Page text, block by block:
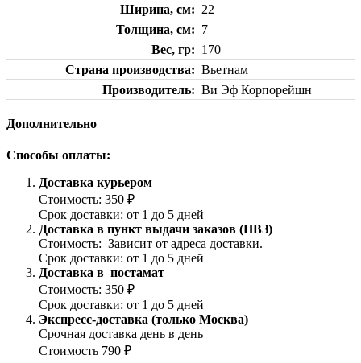
Ширина, см
22
Толщина, см
7
Вес, гр
170
Страна производства
Вьетнам
Производитель
Ви Эф Корпорейшн
Дополнительно
Способы оплаты:
Доставка курьером
Стоимость: 350 ₽
Срок доставки: от 1 до 5 дней
Доставка в пункт выдачи заказов (ПВЗ)
Стоимость: Зависит от адреса доставки.
Срок доставки: от 1 до 5 дней
Доставка в постамат
Стоимость: 350 ₽
Срок доставки: от 1 до 5 дней
Экспресс-доставка (только Москва)
Срочная доставка день в день
Стоимость 790 ₽